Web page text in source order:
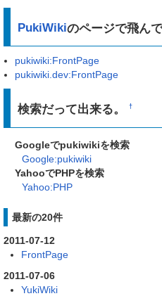
PukiWikiのページで飛ん
pukiwiki:FrontPage
pukiwiki.dev:FrontPage
検索だって出来る。†
Googleでpukiwikiを検索
Google:pukiwiki
YahooでPHPを検索
Yahoo:PHP
最新の20件
2011-07-12
FrontPage
2011-07-06
YukiWiki